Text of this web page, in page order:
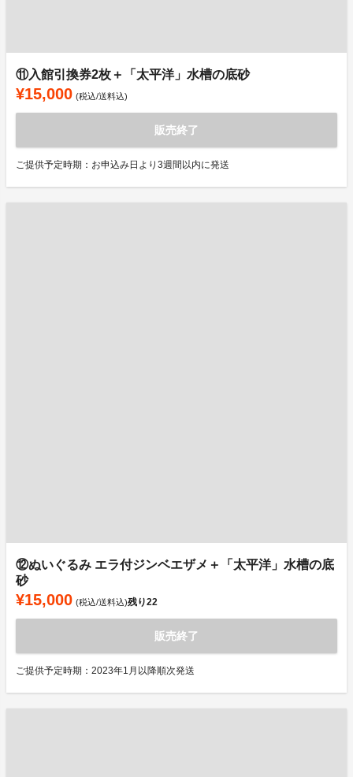
⑪入館引換券2枚＋「太平洋」水槽の底砂
¥15,000 (税込/送料込)
販売終了
ご提供予定時期：お申込み日より3週間以内に発送
⑫ぬいぐるみ エラ付ジンベエザメ＋「太平洋」水槽の底
砂
¥15,000 (税込/送料込)残り22
販売終了
ご提供予定時期：2023年1月以降順次発送